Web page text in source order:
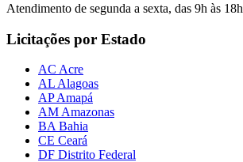
Atendimento de segunda a sexta, das 9h às 18h
Licitações por Estado
AC Acre
AL Alagoas
AP Amapá
AM Amazonas
BA Bahia
CE Ceará
DF Distrito Federal